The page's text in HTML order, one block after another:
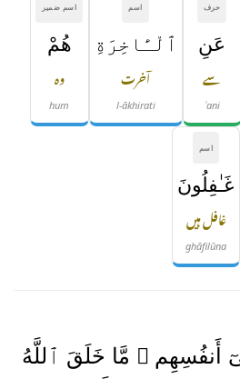
حرف
عَنِ
سے
ʿani
اسم
ٱلْـَٔاخِرَةِ
آخرت
l-ākhirati
اسم ضمیر
هُمْ
وہ
hum
اسم
غَـٰفِلُونَ
غافل ہیں
ghāfilūna
أَنفُسِهِم ۗ مَّا خَلَقَ ٱللَّهُ